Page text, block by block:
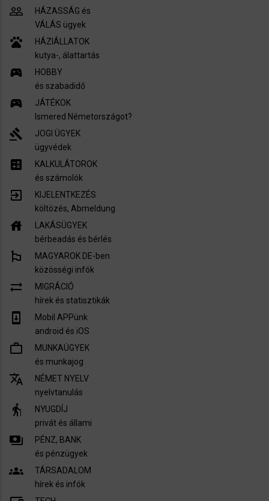
people_outline
HÁZASSÁG és
VÁLÁS ügyek
pets
HÁZIÁLLATOK
kutya-, álattartás
sports_esports
HOBBY
és szabadidő
sports_esports
JÁTÉKOK
Ismered Németországot?
gavel
JOGI ÜGYEK
ügyvédek
calculate
KALKULÁTOROK
és számolók
exit_to_app
KIJELENTKEZÉS
költözés, Abmeldung
house
LAKÁSÜGYEK
bérbeadás és bérlés
emoji_flags
MAGYAROK DE-ben
közösségi infók
sync_alt
MIGRÁCIÓ
hírek és statisztikák
system_update
Mobil APPünk
android és iOS
work_outline
MUNKAÜGYEK
és munkajog
translate
NÉMET NYELV
nyelvtanulás
elderly
NYUGDÍJ
privát és állami
payments
PÉNZ, BANK
és pénzügyek
groups
TÁRSADALOM
hírek és infók